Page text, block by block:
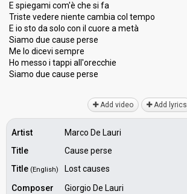
E spiegami com'è che si fa
Triste vedere niente cambia col tempo
E io sto da solo con il cuore a metà
Siamo due cause perse
Me Io dicevi sempre
Ho messo i tappi all'orecchie
Siamo due cаuse perѕe
Add video Add lyrics
Artist
Marco De Lauri
Title
Cause perse
Title (English)
Lost causes
Composer
Giorgio De Lauri